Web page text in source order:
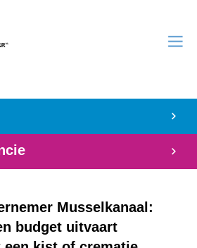
Musselkanaal:
budget uitvaart